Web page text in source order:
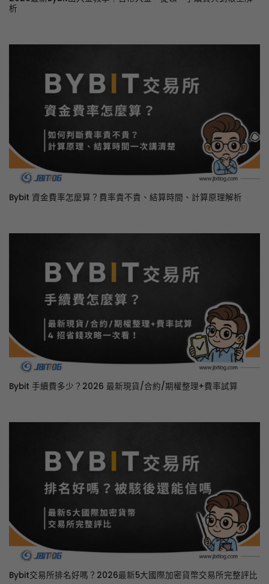
析
Bybit 資金費率怎麼算？費率貴不貴、結算時間、計算原理解析
Bybit 手續費多少？2026 最新現貨/合約/期權整理+費率試算
Bybit交易所排名好嗎？2026最新5大國際加密貨幣交易所完整評比